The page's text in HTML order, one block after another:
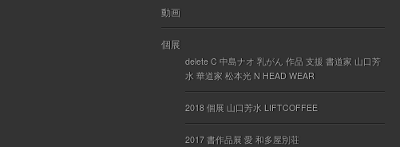
動画
個展
delete C 中島ナオ 乳がん 作品 支援 書道家 山口芳
水 華道家 松本光 N HEAD WEAR
2018 個展 山口芳水 LIFTCOFFEE
2017 書作品展 愛 和多屋別荘